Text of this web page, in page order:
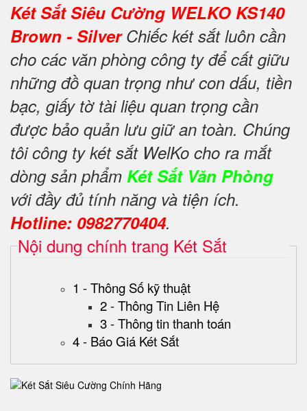
Két Sắt Siêu Cường WELKO KS140
Brown - SilverChiếc két sắt luôn cần
cho các văn phòng công ty để cất giữu
những đồ quan trọng như con dấu, tiền
bạc, giấy tờ tài liệu quan trọng cần
được bảo quản lưu giữ an toàn. Chúng
tôi công ty két sắt WelKo cho ra mắt
dòng sản phẩm Két Sắt Văn Phòng
với đầy đủ tính năng và tiện ích.
Hotline: 0982770404.
Nội dung chính trang Két Sắt
1 - Thông Số kỹ thuật
2 - Thông Tin Liên Hệ
3 - Thông tin thanh toán
4 - Báo Giá Két Sắt